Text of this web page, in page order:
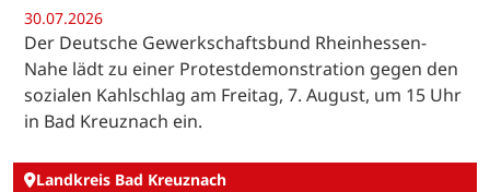
30.07.2026
Der Deutsche Gewerkschaftsbund Rheinhessen-
Nahe lädt zu einer Protestdemonstration gegen den
sozialen Kahlschlag am Freitag, 7. August, um 15 Uhr
in Bad Kreuznach ein.
Landkreis Bad Kreuznach